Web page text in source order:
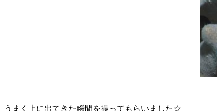
うまく上に出てきた瞬間を撮ってもらいました☆